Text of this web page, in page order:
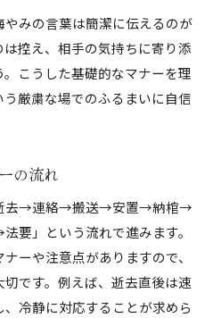
みの言葉は簡潔に伝えるのが
控え、相手の気持ちに寄り添
こうした基礎的なマナーを理
厳粛な場でのふるまいに自信
の流れ
去→連絡→搬送→安置→納棺→
」という流れで進みます。
ーや注意点がありますので、
です。例えば、逝去直後は速
冷静に対応することが求めら